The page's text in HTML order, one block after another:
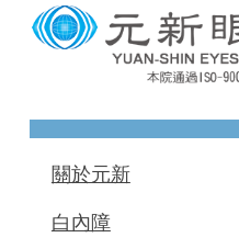
關於元新
白內障